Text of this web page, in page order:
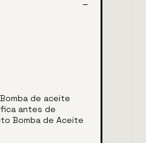
de aceite
antes de
Bomba de Aceite